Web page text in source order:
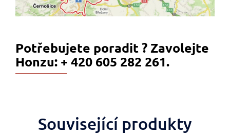
Související produkty
Potřebujete poradit ? Zavolejte
Honzu: + 420 605 282 261.